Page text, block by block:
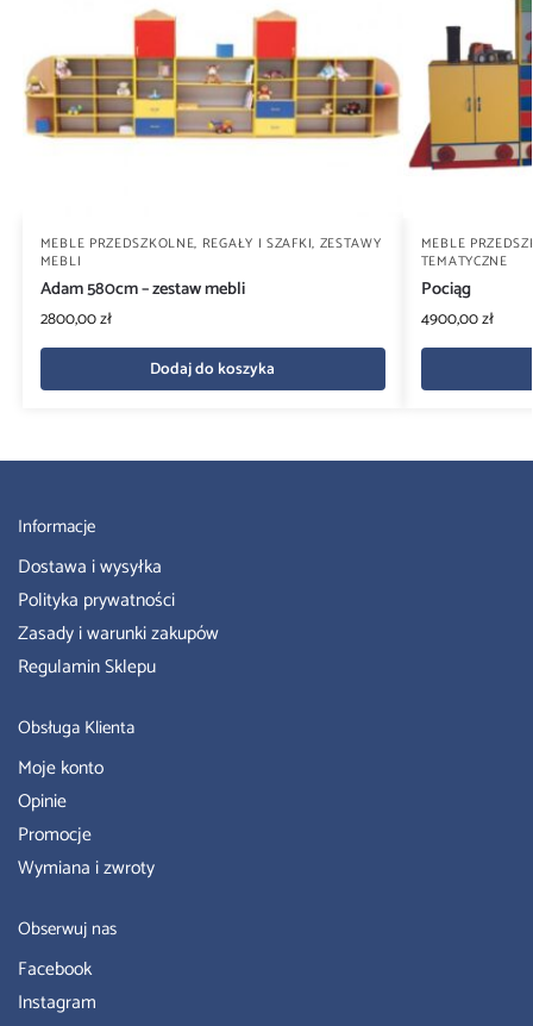
MEBLE PRZEDSZKOLNE, REGAŁY I SZAFKI, ZESTAWY
MEBLI
Adam 580cm – zestaw mebli
2800,00zł
Dodaj do koszyka
MEBLE
TEMATYCZNE
Pociąg
4900,00zł
Informacje
Dostawa i wysyłka
Polityka prywatności
Zasady i warunki zakupów
Regulamin Sklepu
Obsługa Klienta
Moje konto
Opinie
Promocje
Wymiana i zwroty
Obserwuj nas
Facebook
Instagram